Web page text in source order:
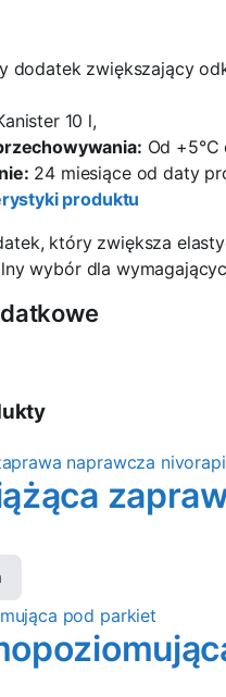
dodatek zwiększający
10 l,
Od +5°C
24 miesiące od daty
produktu
który zwiększa
wybór dla